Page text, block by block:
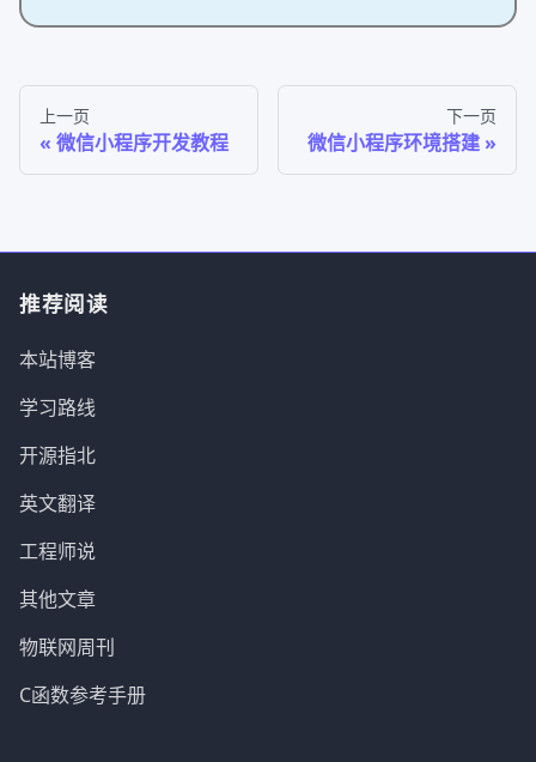
上一页
微信小程序开发教程
下一页
微信小程序环境搭建
推荐阅读
本站博客
学习路线
开源指北
英文翻译
工程师说
其他文章
物联网周刊
C函数参考手册